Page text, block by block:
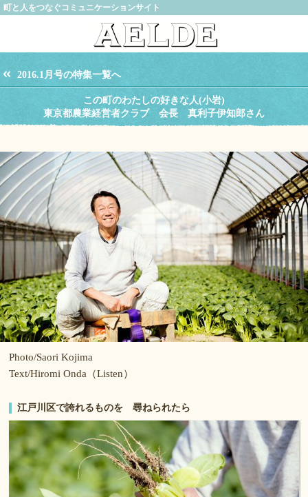
町と人をつなぐコミュニケーションサイト
2016.1月号の特集一覧へ
この町のわたしの好きな人(小岩)
東京都農業経営者クラブ 会長 真利子伊知郎さん
Photo/Saori Kojima
Text/Hiromi Onda（Listen）
江戸川区で誇れるものを 尋ねられたら